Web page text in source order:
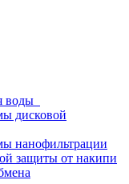
воды
дисковой
нанофильтрации
защиты от накипи